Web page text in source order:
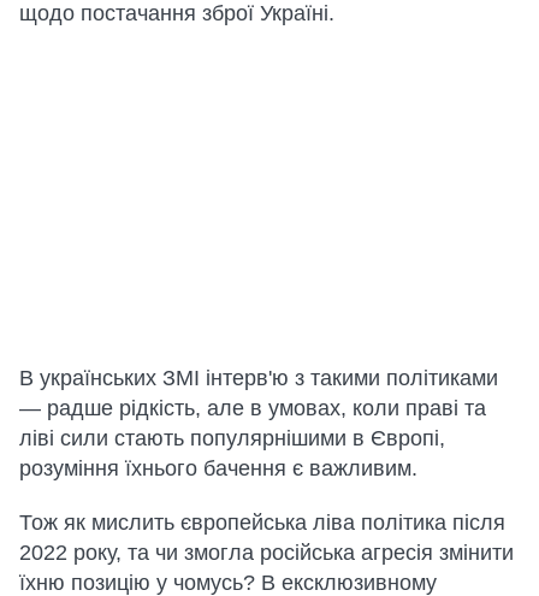
щодо постачання зброї Україні.
В українських ЗМІ інтерв'ю з такими політиками
— радше рідкість, але в умовах, коли праві та
ліві сили стають популярнішими в Європі,
розуміння їхнього бачення є важливим.
Тож як мислить європейська ліва політика після
2022 року, та чи змогла російська агресія змінити
їхню позицію у чомусь? В ексклюзивному